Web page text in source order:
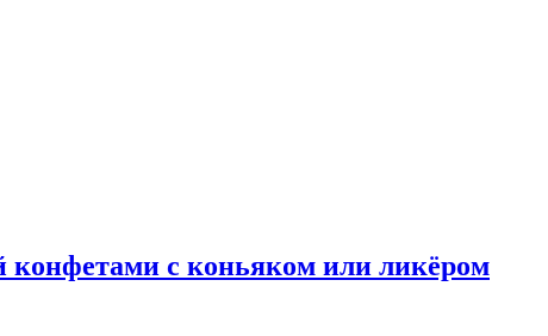
конфетами с коньяком или ликёром